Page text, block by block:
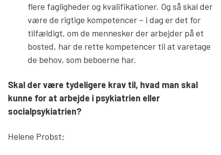
flere fagligheder og kvalifikationer. Og så skal der
være de rigtige kompetencer – i dag er det for
tilfældigt, om de mennesker der arbejder på et
bosted, har de rette kompetencer til at varetage
de behov, som beboerne har.
Skal der være tydeligere krav til, hvad man skal
kunne for at arbejde i psykiatrien eller
socialpsykiatrien?
Helene Probst: